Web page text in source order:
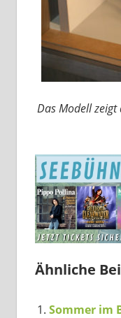
Das Modell zeigt
Ähnliche
Sommer im